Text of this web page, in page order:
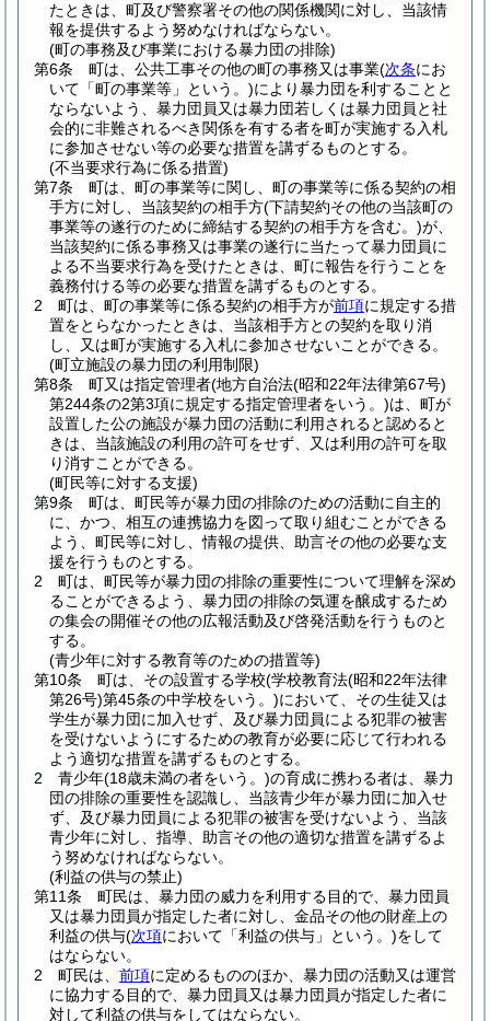
たときは、町及び警察署その他の関係機関に対し、当該情
報を提供するよう努めなければならない。
(町の事務及び事業における暴力団の排除)
第6条
町は、公共工事その他の町の事務又は事業(次条にお
いて「町の事業等」という。)により暴力団を利することと
ならないよう、暴力団員又は暴力団若しくは暴力団員と社
会的に非難されるべき関係を有する者を町が実施する入札
に参加させない等の必要な措置を講ずるものとする。
(不当要求行為に係る措置)
第7条
町は、町の事業等に関し、町の事業等に係る契約の相
手方に対し、当該契約の相手方(下請契約その他の当該町の
事業等の遂行のために締結する契約の相手方を含む。)が、
当該契約に係る事務又は事業の遂行に当たって暴力団員に
よる不当要求行為を受けたときは、町に報告を行うことを
義務付ける等の必要な措置を講ずるものとする。
2
町は、町の事業等に係る契約の相手方が前項に規定する措
置をとらなかったときは、当該相手方との契約を取り消
し、又は町が実施する入札に参加させないことができる。
(町立施設の暴力団の利用制限)
第8条
町又は指定管理者(地方自治法(昭和22年法律第67号)
第244条の2第3項に規定する指定管理者をいう。)は、町が
設置した公の施設が暴力団の活動に利用されると認めると
きは、当該施設の利用の許可をせず、又は利用の許可を取
り消すことができる。
(町民等に対する支援)
第9条
町は、町民等が暴力団の排除のための活動に自主的
に、かつ、相互の連携協力を図って取り組むことができる
よう、町民等に対し、情報の提供、助言その他の必要な支
援を行うものとする。
2
町は、町民等が暴力団の排除の重要性について理解を深め
ることができるよう、暴力団の排除の気運を醸成するため
の集会の開催その他の広報活動及び啓発活動を行うものと
する。
(青少年に対する教育等のための措置等)
第10条
町は、その設置する学校(学校教育法(昭和22年法律
第26号)第45条の中学校をいう。)において、その生徒又は
学生が暴力団に加入せず、及び暴力団員による犯罪の被害
を受けないようにするための教育が必要に応じて行われる
よう適切な措置を講ずるものとする。
2
青少年(18歳未満の者をいう。)の育成に携わる者は、暴力
団の排除の重要性を認識し、当該青少年が暴力団に加入せ
ず、及び暴力団員による犯罪の被害を受けないよう、当該
青少年に対し、指導、助言その他の適切な措置を講ずるよ
う努めなければならない。
(利益の供与の禁止)
第11条
町民は、暴力団の威力を利用する目的で、暴力団員
又は暴力団員が指定した者に対し、金品その他の財産上の
利益の供与(次項において「利益の供与」という。)をして
はならない。
2
町民は、 前項に定めるもののほか、暴力団の活動又は運営
に協力する目的で、暴力団員又は暴力団員が指定した者に
対して利益の供与をしてはならない。